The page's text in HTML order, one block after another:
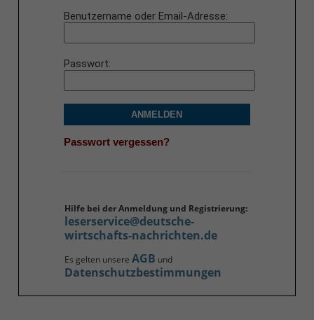
Benutzername oder Email-Adresse
Passwort
ANMELDEN
Passwort vergessen?
Hilfe bei der Anmeldung und Registrierung:
leserservice@deutsche-
wirtschafts-nachrichten.de
Es gelten unsere AGB und
Datenschutzbestimmungen